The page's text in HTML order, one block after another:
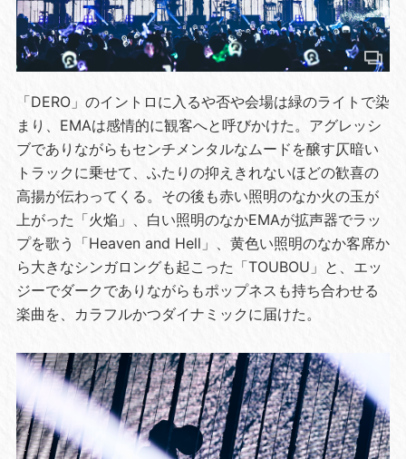
「DERO」のイントロに入るや否や会場は緑のライトで染
まり、EMAは感情的に観客へと呼びかけた。アグレッシ
ブでありながらもセンチメンタルなムードを醸す仄暗い
トラックに乗せて、ふたりの抑えきれないほどの歓喜の
高揚が伝わってくる。その後も赤い照明のなか火の玉が
上がった「火焔」、白い照明のなかEMAが拡声器でラッ
プを歌う「Heaven and Hell」、黄色い照明のなか客席か
ら大きなシンガロングも起こった「TOUBOU」と、エッ
ジーでダークでありながらもポップネスも持ち合わせる
楽曲を、カラフルかつダイナミックに届けた。